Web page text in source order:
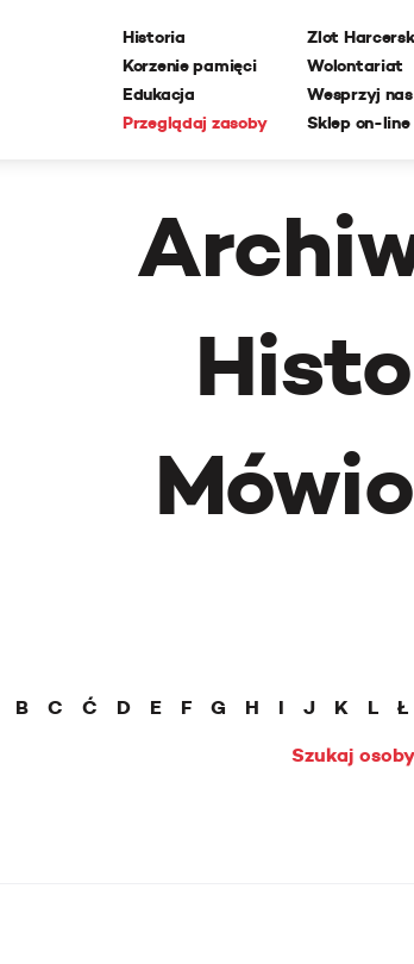
Historia
Korzenie pamięci
Edukacja
Przeglądaj zasoby
Zlot
Wolontariat
Wesprzyj nas
Sklep on-line
B C Ć D E F G H I J K L Ł
Szukaj osoby